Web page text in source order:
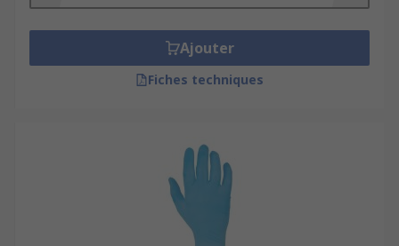
Ajouter
Fiches techniques